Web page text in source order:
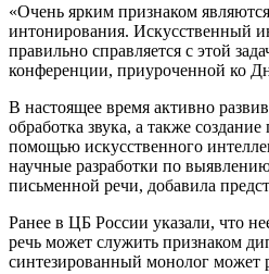
«Очень ярким признаком
интонирования. Искусственный
правильно справляется с этой
конференции, приуроченной ко
В настоящее время активно
обработка звука, а также
помощью искусственного
научные разработки по
письменной речи, добавила
Ранее в ЦБ России указали, что
речь может служить признаком
синтезированный монолог может